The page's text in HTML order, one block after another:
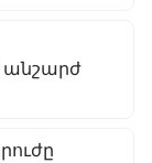
անշարժ